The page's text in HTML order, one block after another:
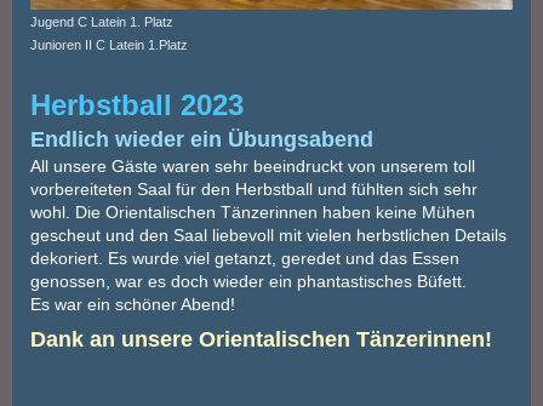
Jugend C Latein 1. Platz
Junioren II C Latein 1.Platz
Herbstball 2023
Endlich wieder ein Übungsabend
All unsere Gäste waren sehr beeindruckt von unserem toll
vorbereiteten Saal für den Herbstball und fühlten sich sehr
wohl. Die Orientalischen Tänzerinnen haben keine Mühen
gescheut und den Saal liebevoll mit vielen herbstlichen Details
dekoriert. Es wurde viel getanzt, geredet und das Essen
genossen, war es doch wieder ein phantastisches Büfett.
Es war ein schöner Abend!
Dank an unsere Orientalischen Tänzerinnen!